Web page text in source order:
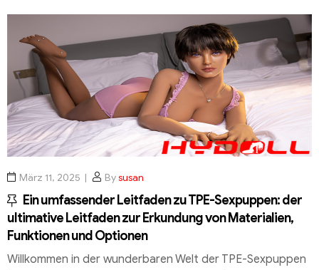
Kickstarter und internationale Presse Aufmerksamkeit
erlangt hat. Doch was steckt wirklich hinter diesem
Trend?Und wie realistisch sind Sexroboter mit künstlicher
Intelligenz heute tatsächlich? EVA.i […]
März 11, 2025 Bysusan
Ein umfassender Leitfaden zu TPE-Sexpuppen: der
ultimative Leitfaden zur Erkundung von Materialien,
Funktionen und Optionen
Willkommen in der wunderbaren Welt der TPE-Sexpuppen